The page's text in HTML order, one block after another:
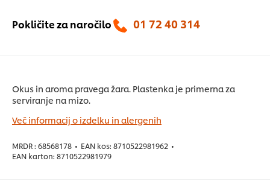
Okus in aroma pravega žara. Plastenka je primerna za
serviranje na mizo.
Več informacij o izdelku in alergenih
MRDR : 68568178 • EAN kos: 8710522981962 •
EAN karton: 8710522981979
Pokličite za naročilo 01 72 40 314